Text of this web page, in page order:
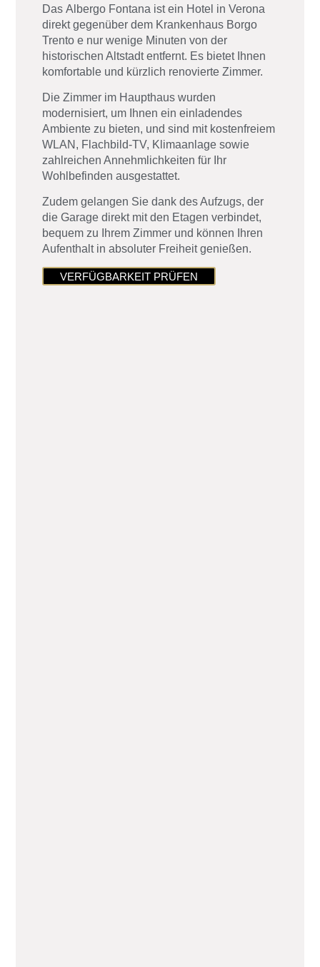
Das Albergo Fontana ist ein Hotel in Verona
direkt gegenüber dem Krankenhaus Borgo
Trento e nur wenige Minuten von der
historischen Altstadt entfernt. Es bietet Ihnen
komfortable und kürzlich renovierte Zimmer.
Die Zimmer im Haupthauswurden
modernisiert, um Ihnen ein einladendes
Ambiente zu bieten, und sind mit kostenfreiem
WLAN, Flachbild-TV, Klimaanlage sowie
zahlreichen Annehmlichkeiten für Ihr
Wohlbefinden ausgestattet.
Zudem gelangen Sie dank des Aufzugs, der
die Garage direkt mit den Etagen verbindet,
bequem zu Ihrem Zimmer und können Ihren
Aufenthalt in absoluter Freiheit genießen.
VERFÜGBARKEIT PRÜFEN